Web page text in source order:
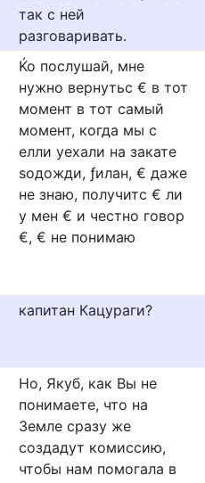
так с ней
разговаривать.
Ќо послушай, мне
нужно вернутьс € в тот
момент в тот самый
момент, когда мы с
елли уехали на закате
ѕодожди, ƒилан, € даже
не знаю, получитс € ли
у мен € и честно говор
€, € не понимаю
капитан Кацураги?
Но, Якуб, как Вы не
понимаете, что на
Земле сразу же
создадут комиссию,
чтобы нам помогала в